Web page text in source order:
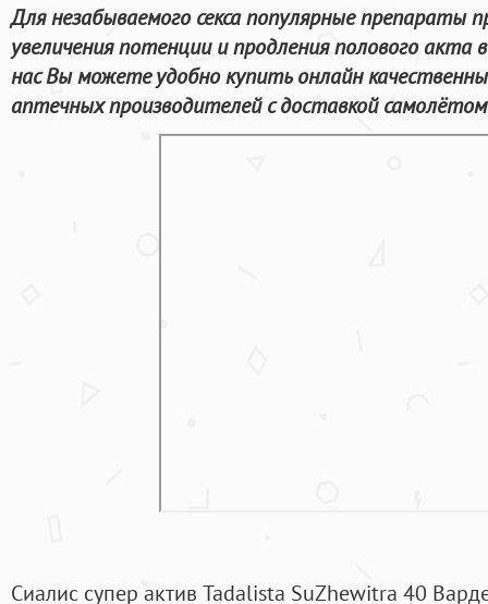
Для незабываемого секса популярные препараты
увеличения потенции и продления полового
нас Вы можете удобно купить онлайн
аптечных производителей с доставкой
Сиалис супер актив Tadalista SuZhewitra 40